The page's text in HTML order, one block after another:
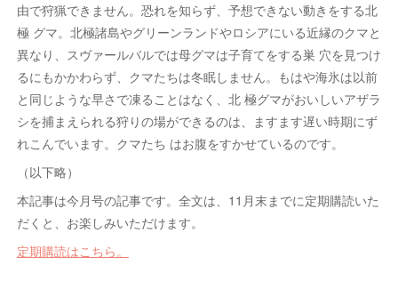
由で狩猟できません。恐れを知らず、予想できない動きをする北
極 グマ。北極諸島やグリーンランドやロシアにいる近縁のクマと
異なり、スヴァールバルでは母グマは子育てをする巣 穴を見つけ
るにもかかわらず、クマたちは冬眠しません。もはや海氷は以前
と同じような早さで凍ることはなく、北 極グマがおいしいアザラ
シを捕まえられる狩りの場ができるのは、ますます遅い時期にず
れこんでいます。クマたち はお腹をすかせているのです。
（以下略）
本記事は今月号の記事です。全文は、11月末までに定期購読いた
だくと、お楽しみいただけます。
定期購読はこちら。